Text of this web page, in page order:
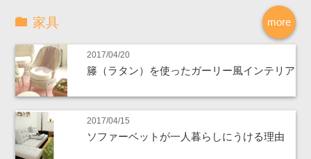
more
家具
2017/04/20
籐（ラタン）を使ったガーリー風インテリア
2017/04/15
ソファーベットが一人暮らしにうける理由